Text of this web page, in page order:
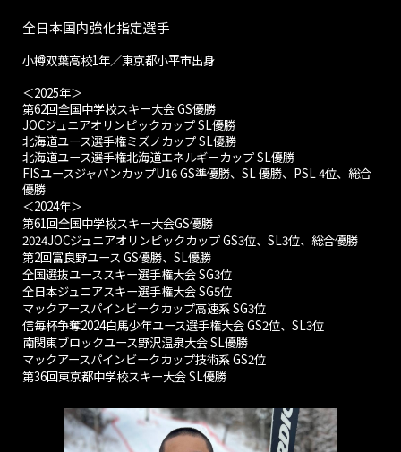
全日本国内強化指定選手
小樽双葉高校1年／東京都小平市出身
＜2025年＞
第62回全国中学校スキー大会 GS優勝
JOCジュニアオリンピックカップ SL優勝
北海道ユース選手権ミズノカップ SL優勝
北海道ユース選手権北海道エネルギーカップ SL優勝
FISユースジャパンカップU16 GS準優勝、SL 優勝、PSL 4位、総合
優勝
＜2024年＞
第61回全国中学校スキー大会GS優勝
2024JOCジュニアオリンピックカップ GS3位、SL3位、総合優勝
第2回富良野ユース GS優勝、SL優勝
全国選抜ユーススキー選手権大会 SG3位
全日本ジュニアスキー選手権大会 SG5位
マックアースパインビークカップ高速系 SG3位
信毎杯争奪2024白馬少年ユース選手権大会 GS2位、SL3位
南関東ブロックユース野沢温泉大会 SL優勝
マックアースパインビークカップ技術系 GS2位
第36回東京都中学校スキー大会 SL優勝